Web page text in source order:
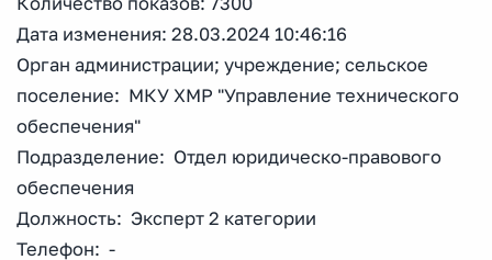
Дата изменения: 28.03.2024 10:46:16
Орган администрации; учреждение; сельское
поселение: МКУ ХМР "Управление технического
обеспечения"
Подразделение: Отдел юридическо-правового
обеспечения
Должность: Эксперт 2 категории
Телефон: -